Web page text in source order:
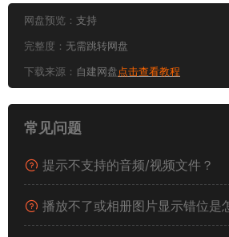
网盘预览： 支持
完整度： 无需跳转网盘
下载来源： 自建网盘点击查看教程
常见问题
提示不支持的音频/视频文件？
播放不了或相册图片显示错位是